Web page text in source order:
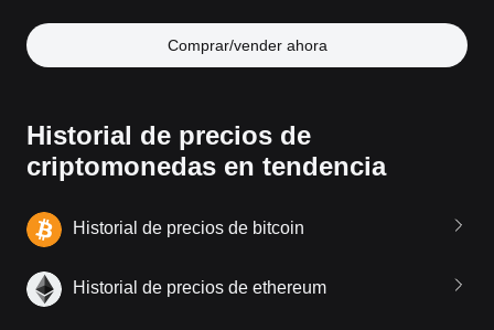
Comprar/vender ahora
Historial de precios de
criptomonedas en tendencia
Historial de precios de bitcoin
Historial de precios de ethereum